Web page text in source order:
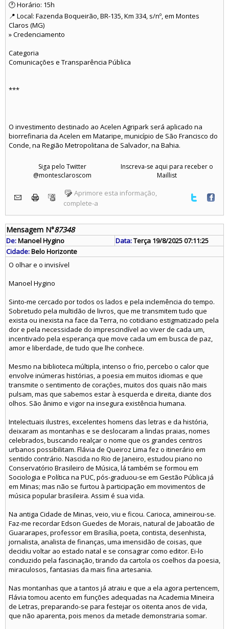
🕐 Horário: 15h
📍 Local: Fazenda Boqueirão, BR-135, Km 334, s/nº, em Montes
Claros (MG)
» Credenciamento
Categoria
Comunicações e Transparência Pública
***
O investimento destinado ao Acelen Agripark será aplicado na
biorrefinaria da Acelen em Mataripe, município de São Francisco do
Conde, na Região Metropolitana de Salvador, na Bahia.
Siga pelo Twitter
@montesclaroscom
Inscreva-se aqui para receber o
Maillist
Aprimore esta informação,
complete-a
Mensagem N°87348
De:Manoel Hygino Data:Terça 19/8/2025 07:11:25
Cidade:Belo Horizonte
O olhar e o invisível
Manoel Hygino
Sinto-me cercado por todos os lados e pela inclemência do tempo.
Sobretudo pela multidão de livros, que me transmitem tudo que
exista ou inexista na face da Terra, no cotidiano estigmatizado pela
dor e pela necessidade do imprescindível ao viver de cada um,
incentivado pela esperança que move cada um em busca de paz,
amor e liberdade, de tudo que lhe conhece.
Mesmo na biblioteca múltipla, intenso o frio, percebo o calor que
envolve inúmeras histórias, a poesia em muitos idiomas e que
transmite o sentimento de corações, muitos dos quais não mais
pulsam, mas que sabemos estar à esquerda e direita, diante dos
olhos. São ânimo e vigor na insegura existência humana.
Intelectuais ilustres, excelentes homens das letras e da história,
deixaram as montanhas e se deslocaram a lindas praias, nomes
celebrados, buscando realçar o nome que os grandes centros
urbanos possibilitam. Flávia de Queiroz Lima fez o itinerário em
sentido contrário. Nascida no Rio de Janeiro, estudou piano no
Conservatório Brasileiro de Música, lá também se formou em
Sociologia e Política na PUC, pós-graduou-se em Gestão Pública já
em Minas; mas não se furtou à participação em movimentos de
música popular brasileira. Assim é sua vida.
Na antiga Cidade de Minas, veio, viu e ficou. Carioca, amineirou-se.
Faz-me recordar Edson Guedes de Morais, natural de Jaboatão de
Guararapes, professor em Brasília, poeta, contista, desenhista,
jornalista, analista de finanças, uma imensidão de coisas, que
decidiu voltar ao estado natal e se consagrar como editor. Ei-lo
conduzido pela fascinação, tirando da cartola os coelhos da poesia,
miraculosos, fantasias da mais fina artesania.
Nas montanhas que a tantos já atraiu e que a ela agora pertencem,
Flávia tomou acento em funções adequadas na Academia Mineira
de Letras, preparando-se para festejar os oitenta anos de vida,
que não aparenta, pois menos da metade demonstraria somar.